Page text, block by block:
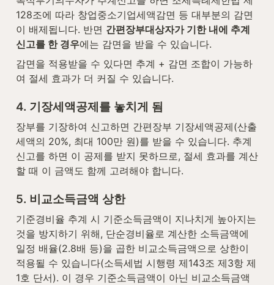
128조에 따라 창업중소기업세액감면 등 대부분의 감면
이 배제됩니다. 반면 간편장부대상자가 기한 내에 추계
신고를 한 경우에는 감면을 받을 수 있습니다.
감면을 적용받을 수 있다면 추계 + 감면 조합이 가능하
여 절세 효과가 더 커질 수 있습니다.
4. 기장세액공제를 놓치게 됨
장부를 기장하여 신고하면 간편장부 기장세액공제(산출
세액의 20%, 최대 100만 원)를 받을 수 있습니다. 추계
신고를 하면 이 공제를 받지 못하므로, 절세 효과를 계산
할 때 이 금액도 함께 고려해야 합니다.
5. 비교소득금액 상한
기준경비율 추계 시 기준소득금액이 지나치게 높아지는
것을 방지하기 위해, 단순경비율로 계산한 소득금액에
일정 배율(2.8배 등)을 곱한 비교소득금액으로 상한이
적용될 수 있습니다(소득세법 시행령 제143조 제3항 제
1호 단서). 이 경우 기준소득금액이 아닌 비교소득금액